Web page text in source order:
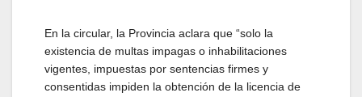
En la circular, la Provincia aclara que “solo la
existencia de multas impagas o inhabilitaciones
vigentes, impuestas por sentencias firmes y
consentidas impiden la obtención de la licencia de